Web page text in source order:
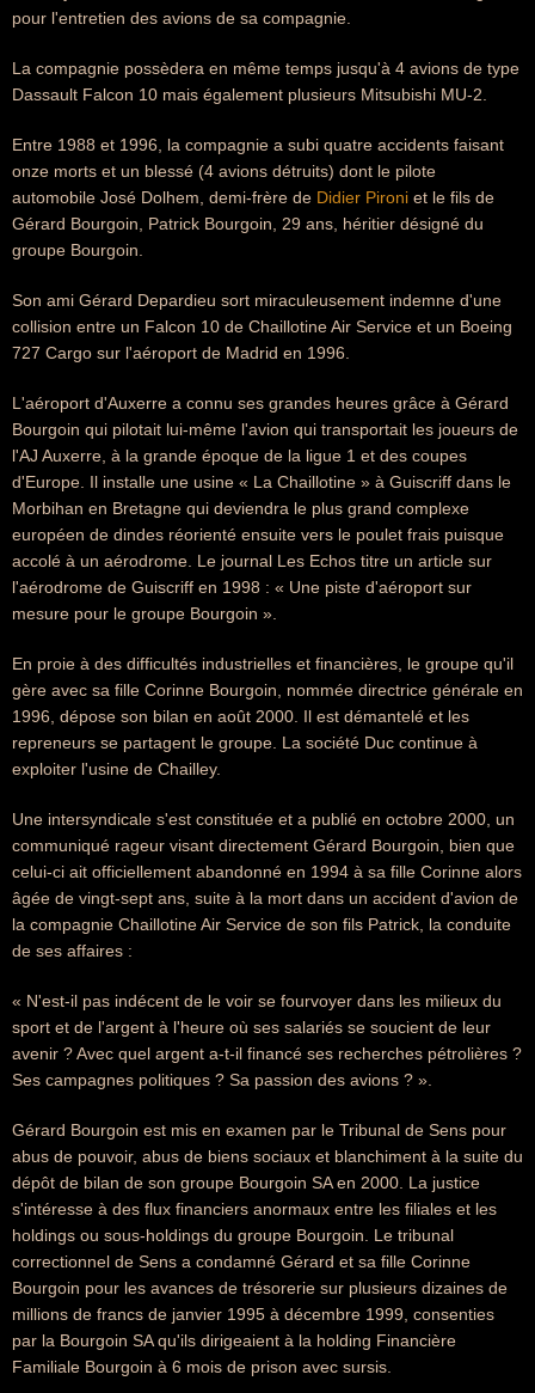
pour l'entretien des avions de sa compagnie.
La compagnie possèdera en même temps jusqu'à 4 avions de type
Dassault Falcon 10 mais également plusieurs Mitsubishi MU-2.
Entre 1988 et 1996, la compagnie a subi quatre accidents faisant
onze morts et un blessé (4 avions détruits) dont le pilote
automobile José Dolhem, demi-frère de Didier Pironi et le fils de
Gérard Bourgoin, Patrick Bourgoin, 29 ans, héritier désigné du
groupe Bourgoin.
Son ami Gérard Depardieu sort miraculeusement indemne d'une
collision entre un Falcon 10 de Chaillotine Air Service et un Boeing
727 Cargo sur l'aéroport de Madrid en 1996.
L'aéroport d'Auxerre a connu ses grandes heures grâce à Gérard
Bourgoin qui pilotait lui-même l'avion qui transportait les joueurs de
l'AJ Auxerre, à la grande époque de la ligue 1 et des coupes
d'Europe. Il installe une usine « La Chaillotine » à Guiscriff dans le
Morbihan en Bretagne qui deviendra le plus grand complexe
européen de dindes réorienté ensuite vers le poulet frais puisque
accolé à un aérodrome. Le journal Les Echos titre un article sur
l'aérodrome de Guiscriff en 1998 : « Une piste d'aéroport sur
mesure pour le groupe Bourgoin ».
En proie à des difficultés industrielles et financières, le groupe qu'il
gère avec sa fille Corinne Bourgoin, nommée directrice générale en
1996, dépose son bilan en août 2000. Il est démantelé et les
repreneurs se partagent le groupe. La société Duc continue à
exploiter l'usine de Chailley.
Une intersyndicale s'est constituée et a publié en octobre 2000, un
communiqué rageur visant directement Gérard Bourgoin, bien que
celui-ci ait officiellement abandonné en 1994 à sa fille Corinne alors
âgée de vingt-sept ans, suite à la mort dans un accident d'avion de
la compagnie Chaillotine Air Service de son fils Patrick, la conduite
de ses affaires :
« N'est-il pas indécent de le voir se fourvoyer dans les milieux du
sport et de l'argent à l'heure où ses salariés se soucient de leur
avenir ? Avec quel argent a-t-il financé ses recherches pétrolières ?
Ses campagnes politiques ? Sa passion des avions ? ».
Gérard Bourgoin est mis en examen par le Tribunal de Sens pour
abus de pouvoir, abus de biens sociaux et blanchiment à la suite du
dépôt de bilan de son groupe Bourgoin SA en 2000. La justice
s'intéresse à des flux financiers anormaux entre les filiales et les
holdings ou sous-holdings du groupe Bourgoin. Le tribunal
correctionnel de Sens a condamné Gérard et sa fille Corinne
Bourgoin pour les avances de trésorerie sur plusieurs dizaines de
millions de francs de janvier 1995 à décembre 1999, consenties
par la Bourgoin SA qu'ils dirigeaient à la holding Financière
Familiale Bourgoin à 6 mois de prison avec sursis.